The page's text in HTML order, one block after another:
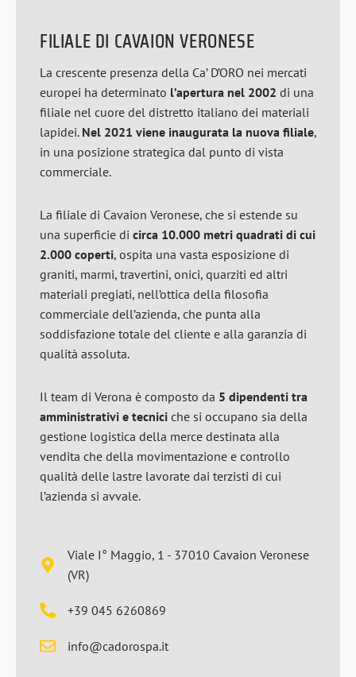
FILIALE DI CAVAION VERONESE
La crescente presenza della Ca’ D’ORO nei mercati
europei ha determinato l’apertura nel 2002 di una
filiale nel cuore del distretto italiano dei materiali
lapidei. Nel 2021 viene inaugurata la nuova filiale,
in una posizione strategica dal punto di vista
commerciale.
La filiale di Cavaion Veronese, che si estende su
una superficie di circa 10.000 metri quadrati di cui
2.000 coperti, ospita una vasta esposizione di
graniti, marmi, travertini, onici, quarziti ed altri
materiali pregiati, nell’ottica della filosofia
commerciale dell’azienda, che punta alla
soddisfazione totale del cliente e alla garanzia di
qualità assoluta.
Il team di Verona è composto da 5 dipendenti tra
amministrativi e tecnici che si occupano sia della
gestione logistica della merce destinata alla
vendita che della movimentazione e controllo
qualità delle lastre lavorate dai terzisti di cui
l’azienda si avvale.
Viale I° Maggio, 1 - 37010 Cavaion Veronese
(VR)
+39 045 6260869
info@cadorospa.it